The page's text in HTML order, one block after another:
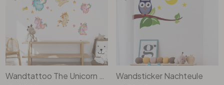
Wandsticker Nachteule